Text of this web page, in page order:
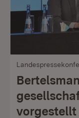
vorgestellt